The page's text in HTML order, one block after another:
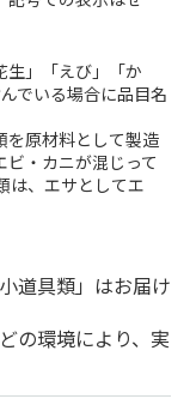
生」「えび」「か
でいる場合に品目名
原材料として製造
・カニが混じって
は、エサとしてエ
道具類」はお届け
の環境により、実